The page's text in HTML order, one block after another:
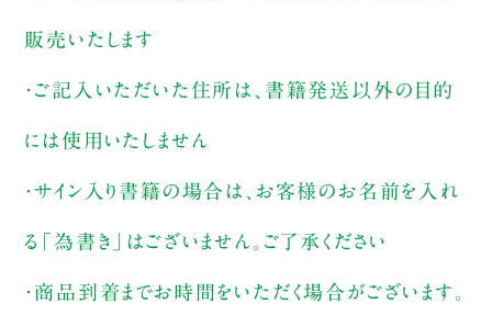
販売いたします
・ご記入いただいた住所は、書籍発送以外の目的
には使用いたしません
・サイン入り書籍の場合は、お客様のお名前を入れ
る「為書き」はございません。ご了承ください
・商品到着までお時間をいただく場合がございます。